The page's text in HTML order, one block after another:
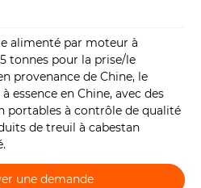
alimenté par moteur à
tonnes pour la prise/le
provenance de Chine, le
essence en Chine, avec des
portables à contrôle de qualité
de treuil à cabestan
une demande